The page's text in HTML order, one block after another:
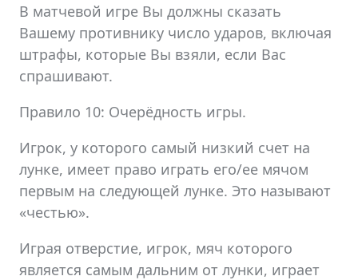
В матчевой игре Вы должны сказать
Вашему противнику число ударов, включая
штрафы, которые Вы взяли, если Вас
спрашивают.
Правило 10: Очерёдность игры.
Игрок, у которого самый низкий счет на
лунке, имеет право играть его/ее мячом
первым на следующей лунке. Это называют
«честью».
Играя отверстие, игрок, мяч которого
является самым дальним от лунки, играет